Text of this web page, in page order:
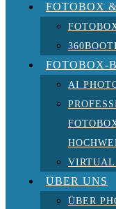
FOTOBOX
FOTOBOX-
AI
VIRTUAL
ÜBER UNS
ÜBER